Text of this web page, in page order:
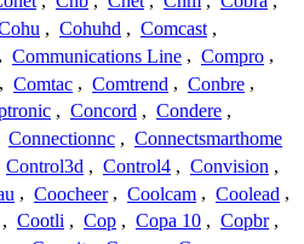
, Cohuhd , Comcast ,
, Communications Line , Compro ,
, Comtac , Comtrend , Conbre ,
, Concord , Condere ,
Connectionnc , Connectsmarthome
Control3d , Control4 , Convision ,
, Coocheer , Coolcam , Coolead ,
, Cootli , Cop , Copa 10 , Copbr ,